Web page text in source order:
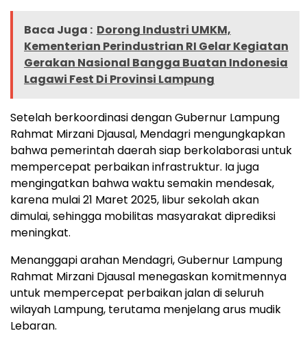
Baca Juga : Dorong Industri UMKM,
Kementerian Perindustrian RI Gelar Kegiatan
Gerakan Nasional Bangga Buatan Indonesia
Lagawi Fest Di Provinsi Lampung
Setelah berkoordinasi dengan Gubernur Lampung
Rahmat Mirzani Djausal, Mendagri mengungkapkan
bahwa pemerintah daerah siap berkolaborasi untuk
mempercepat perbaikan infrastruktur. Ia juga
mengingatkan bahwa waktu semakin mendesak,
karena mulai 21 Maret 2025, libur sekolah akan
dimulai, sehingga mobilitas masyarakat diprediksi
meningkat.
Menanggapi arahan Mendagri, Gubernur Lampung
Rahmat Mirzani Djausal menegaskan komitmennya
untuk mempercepat perbaikan jalan di seluruh
wilayah Lampung, terutama menjelang arus mudik
Lebaran.